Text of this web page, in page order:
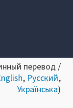
перевод /
, Русский,
Українська)